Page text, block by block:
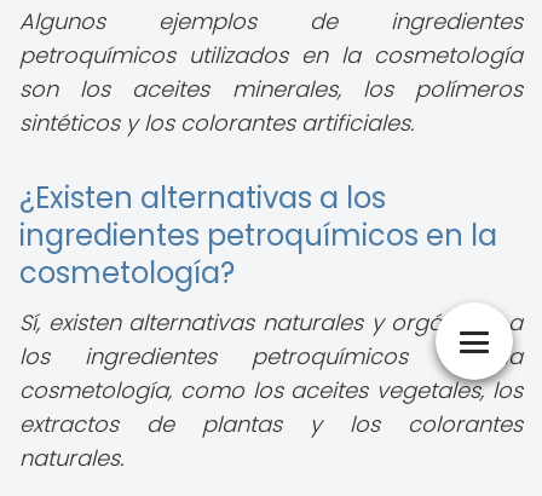
Algunos ejemplos de ingredientes
petroquímicos utilizados en la cosmetología
son los aceites minerales, los polímeros
sintéticos y los colorantes artificiales.
¿Existen alternativas a los
ingredientes petroquímicos en la
cosmetología?
Sí, existen alternativas naturales y orgánicas a
los ingredientes petroquímicos en la
cosmetología, como los aceites vegetales, los
extractos de plantas y los colorantes
naturales.